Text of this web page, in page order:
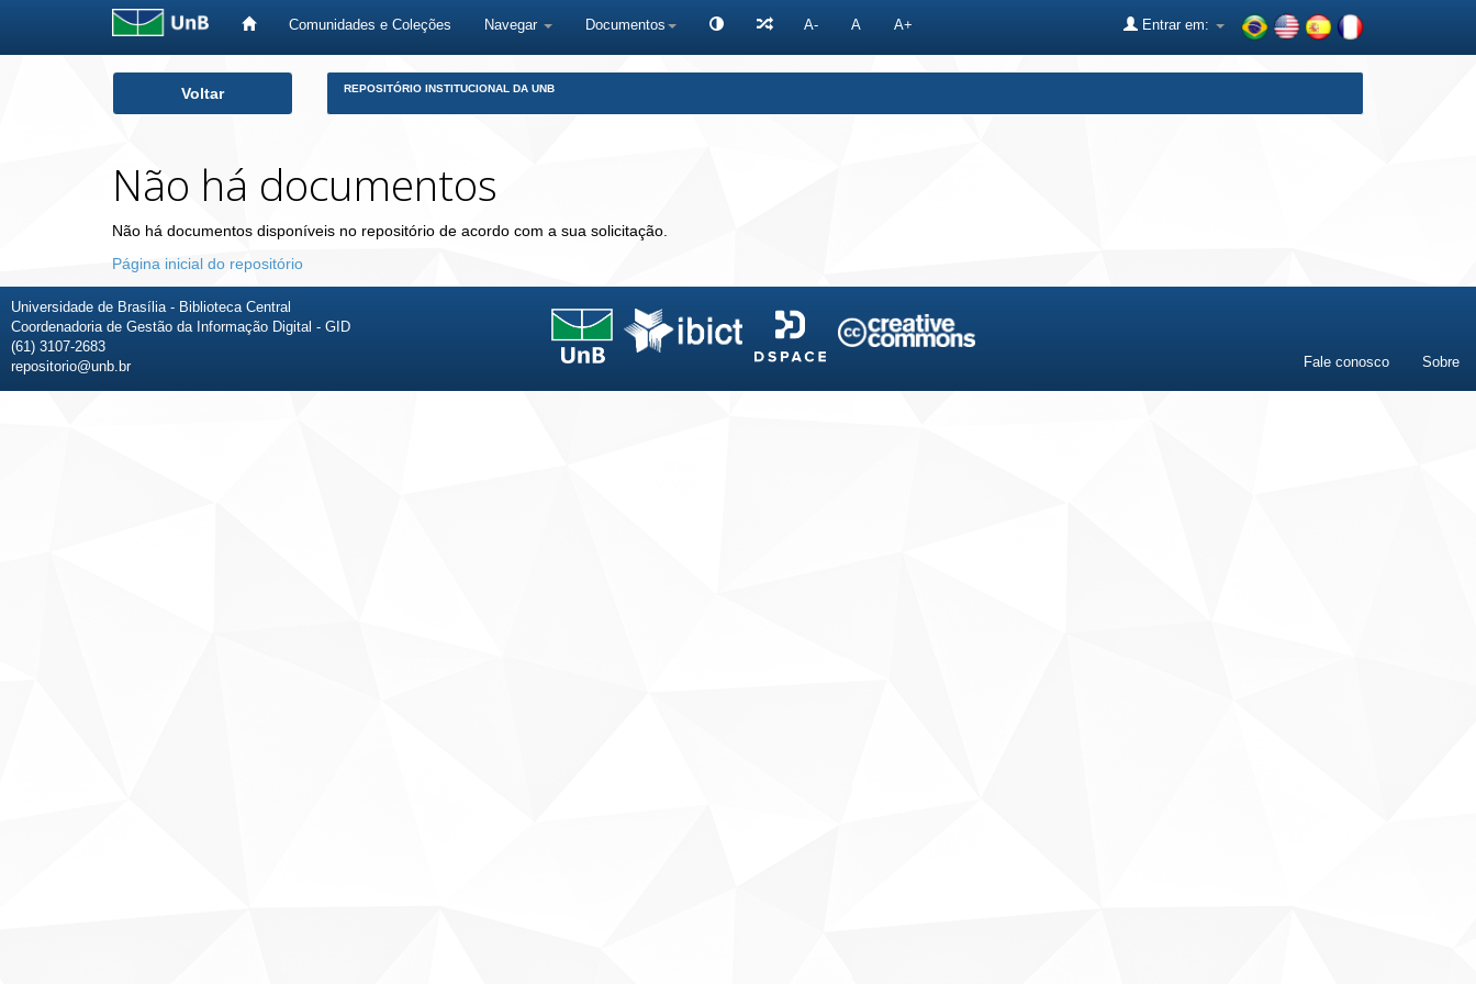
Comunidades e Coleções Navegar Documentos A- A A+ Entrar em:
Voltar REPOSITÓRIO INSTITUCIONAL DA UNB
Não há documentos
Não há documentos disponíveis no repositório de acordo com a sua solicitação.
Página inicial do repositório
Universidade de Brasília - Biblioteca Central
Coordenadoria de Gestão da Informação Digital - GID
(61) 3107-2683
repositorio@unb.br
Fale conosco Sobre